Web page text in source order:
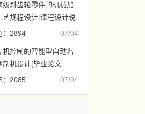
级斜齿轮零件的机械加
艺规程设计[课程设计说
+CAD图纸]
07/04
：2894
机控制的智能型自动名
制机设计[毕业论文
图纸]
07/04
：2085